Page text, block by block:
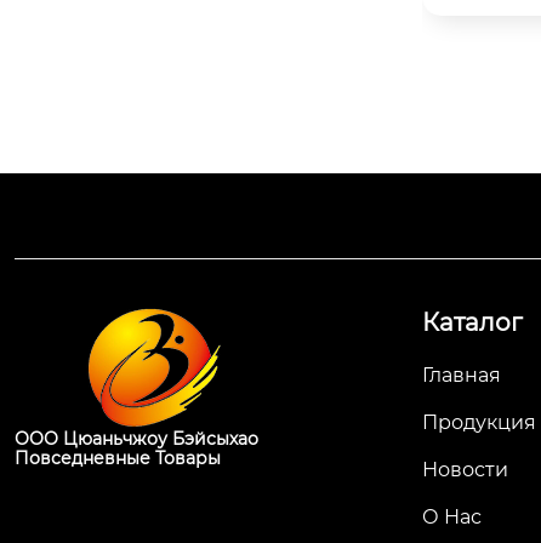
ООО Цюаньчжоу Бэйсыхао
Повседневные Товары
Каталог
Главная
Продукция
Новости
О Нас